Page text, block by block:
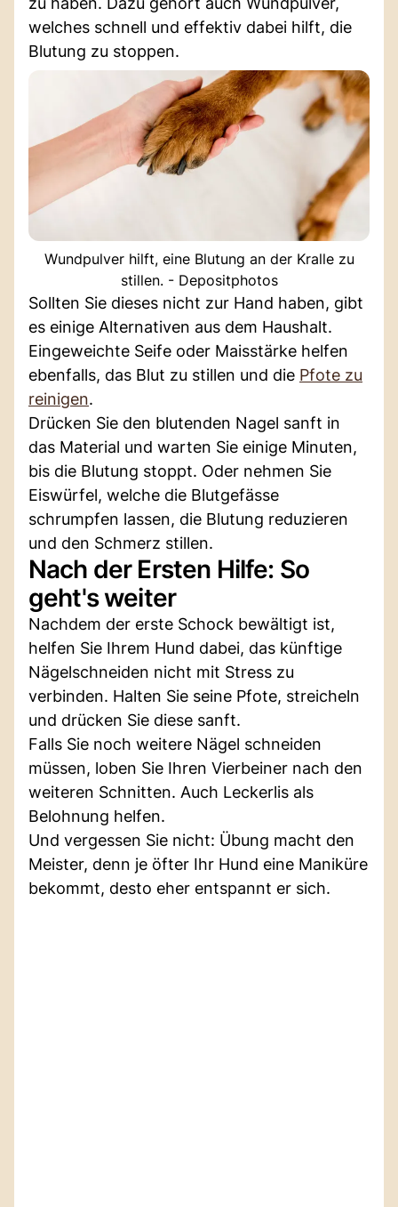
welches schnell und effektiv dabei hilft, die
Blutung zu stoppen.
Wundpulver hilft, eine Blutung an der Kralle zu
stillen. - Depositphotos
Sollten Sie dieses nicht zur Hand haben, gibt
es einige Alternativen aus dem Haushalt.
Eingeweichte Seife oder Maisstärke helfen
ebenfalls, das Blut zu stillen und die Pfote zu
reinigen.
Drücken Sie den blutenden Nagel sanft in
das Material und warten Sie einige Minuten,
bis die Blutung stoppt. Oder nehmen Sie
Eiswürfel, welche die Blutgefässe
schrumpfen lassen, die Blutung reduzieren
und den Schmerz stillen.
Nach der Ersten Hilfe: So
geht's weiter
Nachdem der erste Schock bewältigt ist,
helfen Sie Ihrem Hund dabei, das künftige
Nägelschneiden nicht mit Stress zu
verbinden. Halten Sie seine Pfote, streicheln
und drücken Sie diese sanft.
Falls Sie noch weitere Nägel schneiden
müssen, loben Sie Ihren Vierbeiner nach den
weiteren Schnitten. Auch Leckerlis als
Belohnung helfen.
Und vergessen Sie nicht: Übung macht den
Meister, denn je öfter Ihr Hund eine Maniküre
bekommt, desto eher entspannt er sich.